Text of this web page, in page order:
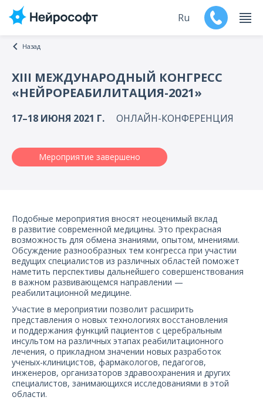
Продукты
Поддержка
Контакты
Дилеры
О компании
Карьера
Ru
Назад
XIII МЕЖДУНАРОДНЫЙ КОНГРЕСС
«НЕЙРОРЕАБИЛИТАЦИЯ-2021»
17–18 ИЮНЯ 2021 Г. ОНЛАЙН-КОНФЕРЕНЦИЯ
Мероприятие завершено
Подобные мероприятия вносят неоценимый вклад
в развитие современной медицины. Это прекрасная
возможность для обмена знаниями, опытом, мнениями.
Обсуждение разнообразных тем конгресса при участии
ведущих специалистов из различных областей поможет
наметить перспективы дальнейшего совершенствования
в важном развивающемся направлении —
реабилитационной медицине.
Участие в мероприятии позволит расширить
представления о новых технологиях восстановления
и поддержания функций пациентов с церебральным
инсультом на различных этапах реабилитационного
лечения, о прикладном значении новых разработок
ученых-клиницистов, фармакологов, педагогов,
инженеров, организаторов здравоохранения и других
специалистов, занимающихся исследованиями в этой
области.